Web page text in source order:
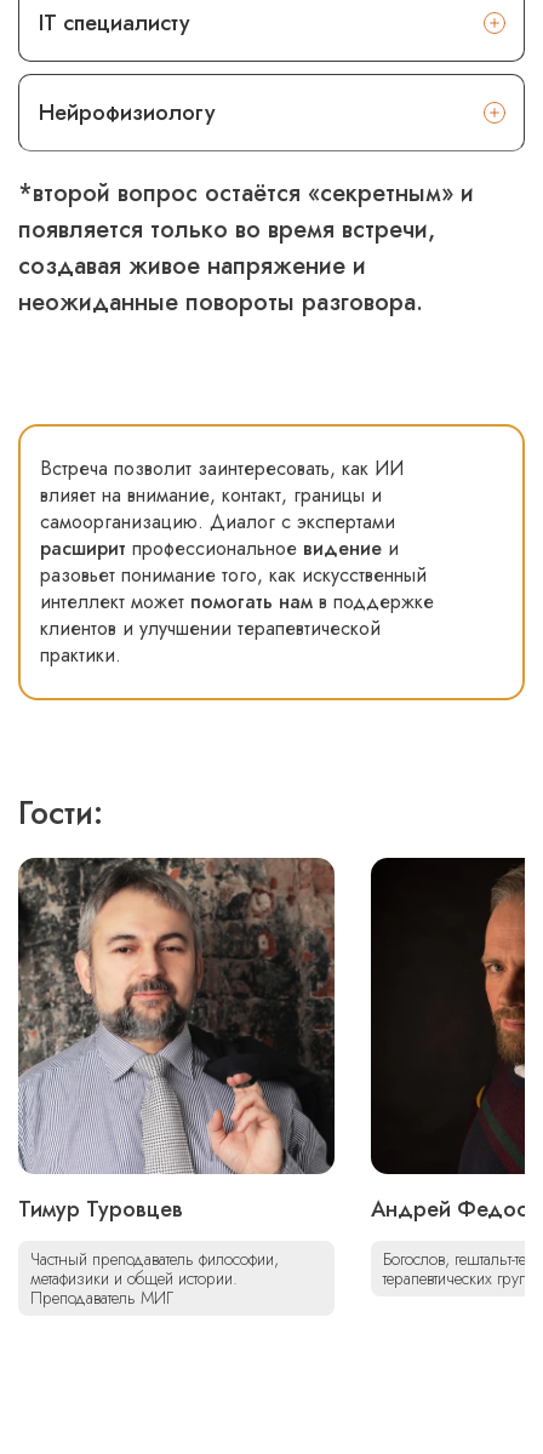
IT специалисту
Нейрофизиологу
*второй вопрос остаётся «секретным» и
появляется только во время встречи,
создавая живое напряжение и
неожиданные повороты разговора.
Встреча позволит заинтересовать, как ИИ
влияет на внимание, контакт, границы и
самоорганизацию. Диалог с экспертами
расширит профессиональное видение и
разовьет понимание того, как искусственный
интеллект может помогать нам в поддержке
клиентов и улучшении терапевтической
практики.
Гости:
Тимур Туровцев
Частный преподаватель философии,
метафизики и общей истории.
Преподаватель МИГ
Андрей
Богослов, гештальт-
терапевтических групп